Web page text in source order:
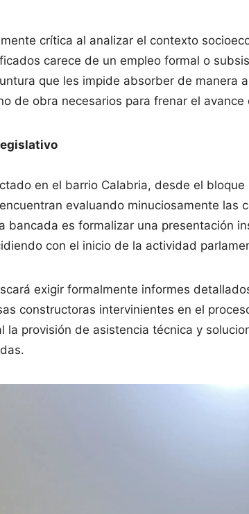
crítica al analizar el contexto
carece de un empleo formal o
que les impide absorber de manera
de obra necesarios para frenar el
en el barrio Calabria, desde el
evaluando minuciosamente las
bancada es formalizar una presentación
con el inicio de la actividad
exigir formalmente informes
constructoras intervinientes en el
la provisión de asistencia técnica y